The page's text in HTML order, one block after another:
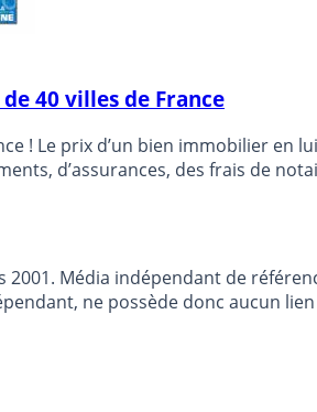
40 villes de France
! Le prix d’un bien immobilier
d’assurances, des frais de
2001. Média indépendant de
ne possède donc aucun